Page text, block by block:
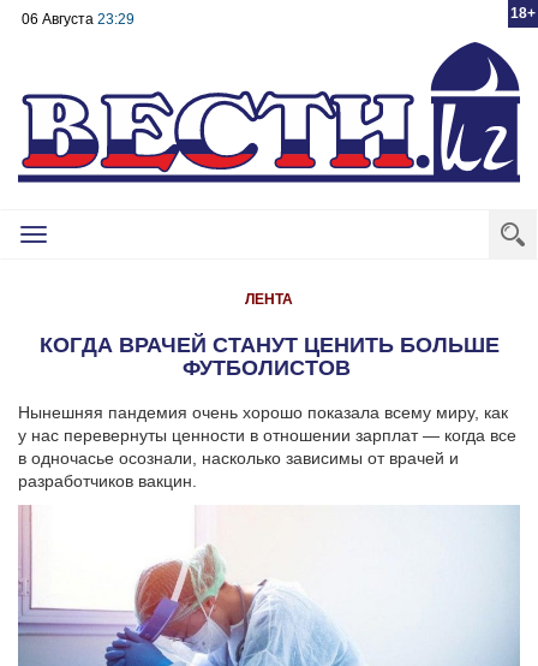
18+
06 Августа 23:29
Toggle
ЛЕНТА
КОГДА ВРАЧЕЙ СТАНУТ ЦЕНИТЬ БОЛЬШЕ
ФУТБОЛИСТОВ
Нынешняя пандемия очень хорошо показала всему миру, как
у нас перевернуты ценности в отношении зарплат — когда все
в одночасье осознали, насколько зависимы от врачей и
разработчиков вакцин.